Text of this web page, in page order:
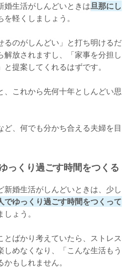
婚生活がしんどいときは旦那にし
を軽くしましょう。
るのがしんどい」と打ち明けるだ
解放されますし、「家事を分担し
提案してくれるはずです。
、これから先何十年としんどい思
、何でも分かち合える夫婦を目
っくり過ごす時間をつくる
新婚生活がしんどいときは、少し
でゆっくり過ごす時間をつくって
ょう。
とばかり考えていたら、ストレス
しめなくなり、「こんな生活もう
もしれません。